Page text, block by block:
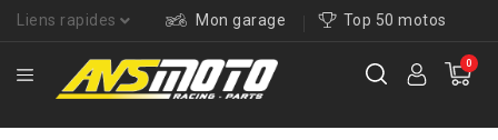
Liens rapides Mon garage Top 50 motos
0